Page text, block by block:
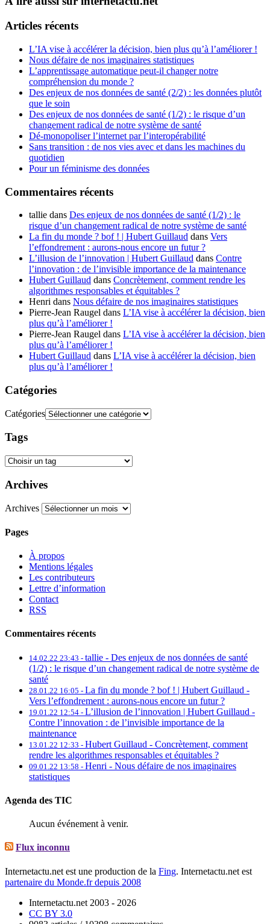
Articles récents
L’IA vise à accélérer la décision, bien plus qu’à l’améliorer !
Nous défaire de nos imaginaires statistiques
L’apprentissage automatique peut-il changer notre
compréhension du monde ?
Des enjeux de nos données de santé (2/2) : les données plutôt
que le soin
Des enjeux de nos données de santé (1/2) : le risque d’un
changement radical de notre système de santé
Dé-monopoliser l’internet par l’interopérabilité
Sans transition : de nos vies avec et dans les machines du
quotidien
Pour un féminisme des données
Commentaires récents
tallie dans Des enjeux de nos données de santé (1/2) : le
risque d’un changement radical de notre système de santé
La fin du monde ? bof ! | Hubert Guillaud dans Vers
l’effondrement : aurons-nous encore un futur ?
L’illusion de l’innovation | Hubert Guillaud dans Contre
l’innovation : de l’invisible importance de la maintenance
Hubert Guillaud dans Concrètement, comment rendre les
algorithmes responsables et équitables ?
Henri dans Nous défaire de nos imaginaires statistiques
Pierre-Jean Raugel dans L’IA vise à accélérer la décision, bien
plus qu’à l’améliorer !
Pierre-Jean Raugel dans L’IA vise à accélérer la décision, bien
plus qu’à l’améliorer !
Hubert Guillaud dans L’IA vise à accélérer la décision, bien
plus qu’à l’améliorer !
Catégories
Catégories
Tags
Archives
Archives
Pages
À propos
Mentions légales
Les contributeurs
Lettre d’information
Contact
RSS
Commentaires récents
14.02.22 23:43 - tallie - Des enjeux de nos données de santé
(1/2) : le risque d’un changement radical de notre système de
santé
28.01.22 16:05 - La fin du monde ? bof ! | Hubert Guillaud -
Vers l’effondrement : aurons-nous encore un futur ?
19.01.22 12:54 - L’illusion de l’innovation | Hubert Guillaud -
Contre l’innovation : de l’invisible importance de la
maintenance
13.01.22 12:33 - Hubert Guillaud - Concrètement, comment
rendre les algorithmes responsables et équitables ?
09.01.22 13:58 - Henri - Nous défaire de nos imaginaires
statistiques
Agenda des TIC
Aucun événement à venir.
Flux inconnu
Internetactu.net est une production de la Fing. Internetactu.net est
partenaire du Monde.fr depuis 2008
Internetactu.net 2003 - 2026
CC BY 3.0